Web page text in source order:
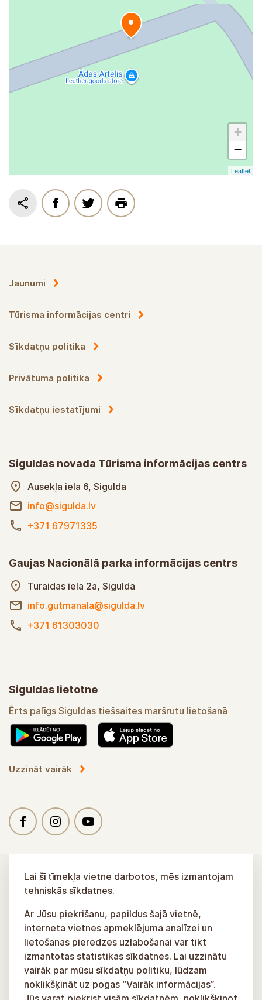
+
−
Leaflet
Jaunumi
Tūrisma informācijas centri
Sīkdatņu politika
Privātuma politika
Sīkdatņu iestatījumi
Siguldas novada Tūrisma informācijas centrs
Ausekļa iela 6, Sigulda
info@sigulda.lv
+371 67971335
Gaujas Nacionālā parka informācijas centrs
Turaidas iela 2a, Sigulda
info.gutmanala@sigulda.lv
+371 61303030
Siguldas lietotne
Ērts palīgs Siguldas tiešsaites maršrutu lietošanā
Uzzināt vairāk
Lai šī tīmekļa vietne darbotos, mēs izmantojam
tehniskās sīkdatnes.
Ar Jūsu piekrišanu, papildus šajā vietnē,
interneta vietnes apmeklējuma analīzei un
lietošanas pieredzes uzlabošanai var tikt
izmantotas statistikas sīkdatnes. Lai uzzinātu
vairāk par mūsu sīkdatņu politiku, lūdzam
noklikšķināt uz pogas “Vairāk informācijas”.